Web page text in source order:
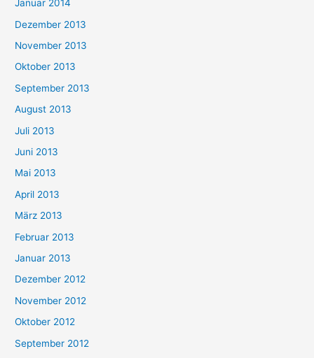
Januar 2014
Dezember 2013
November 2013
Oktober 2013
September 2013
August 2013
Juli 2013
Juni 2013
Mai 2013
April 2013
März 2013
Februar 2013
Januar 2013
Dezember 2012
November 2012
Oktober 2012
September 2012